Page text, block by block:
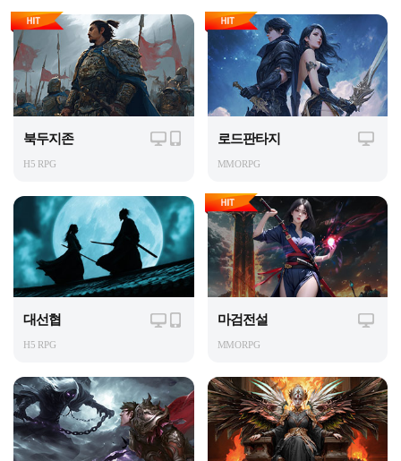
북두지존
H5 RPG
로드판타지
MMORPG
대선협
H5 RPG
마검전설
MMORPG